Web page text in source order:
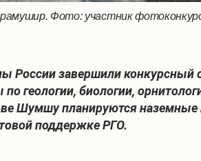
Фото: участник
завершили конкурсный
геологии, биологии,
Шумшу планируются
поддержке РГО.